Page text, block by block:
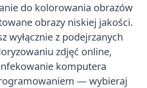
do kolorowania obrazów
obrazy niskiej jakości.
wyłącznie z podejrzanych
zdjęć online,
komputera
— wybieraj